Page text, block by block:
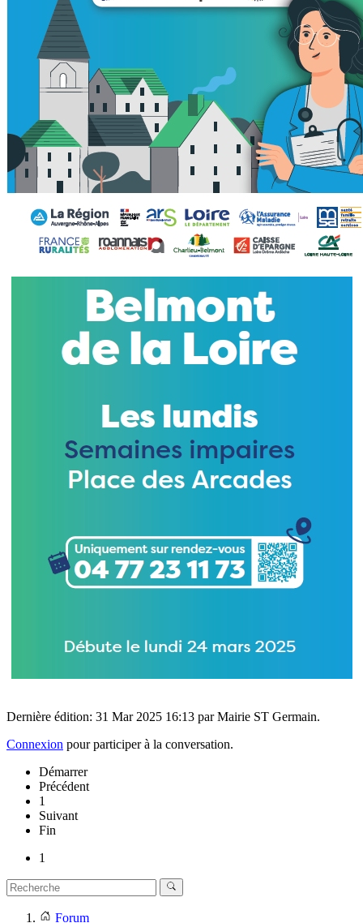
Dernière édition: 31 Mar 2025 16:13 parMairie ST Germain.
Connexion pour participer à la conversation.
Démarrer
Précédent
1
Suivant
Fin
1
Forum